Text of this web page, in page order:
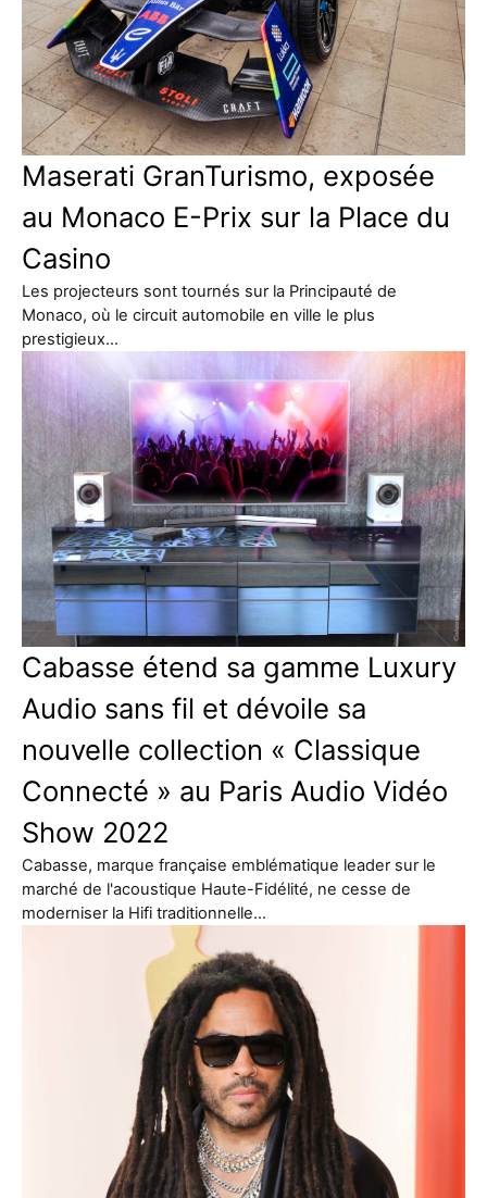
Maserati GranTurismo, exposée
au Monaco E-Prix sur la Place du
Casino
Les projecteurs sont tournés sur la Principauté de
Monaco, où le circuit automobile en ville le plus
prestigieux…
Cabasse étend sa gamme Luxury
Audio sans fil et dévoile sa
nouvelle collection « Classique
Connecté » au Paris Audio Vidéo
Show 2022
Cabasse, marque française emblématique leader sur le
marché de l'acoustique Haute-Fidélité, ne cesse de
moderniser la Hifi traditionnelle…